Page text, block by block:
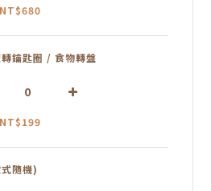
鑰匙圈 / 食物轉盤
隨機)